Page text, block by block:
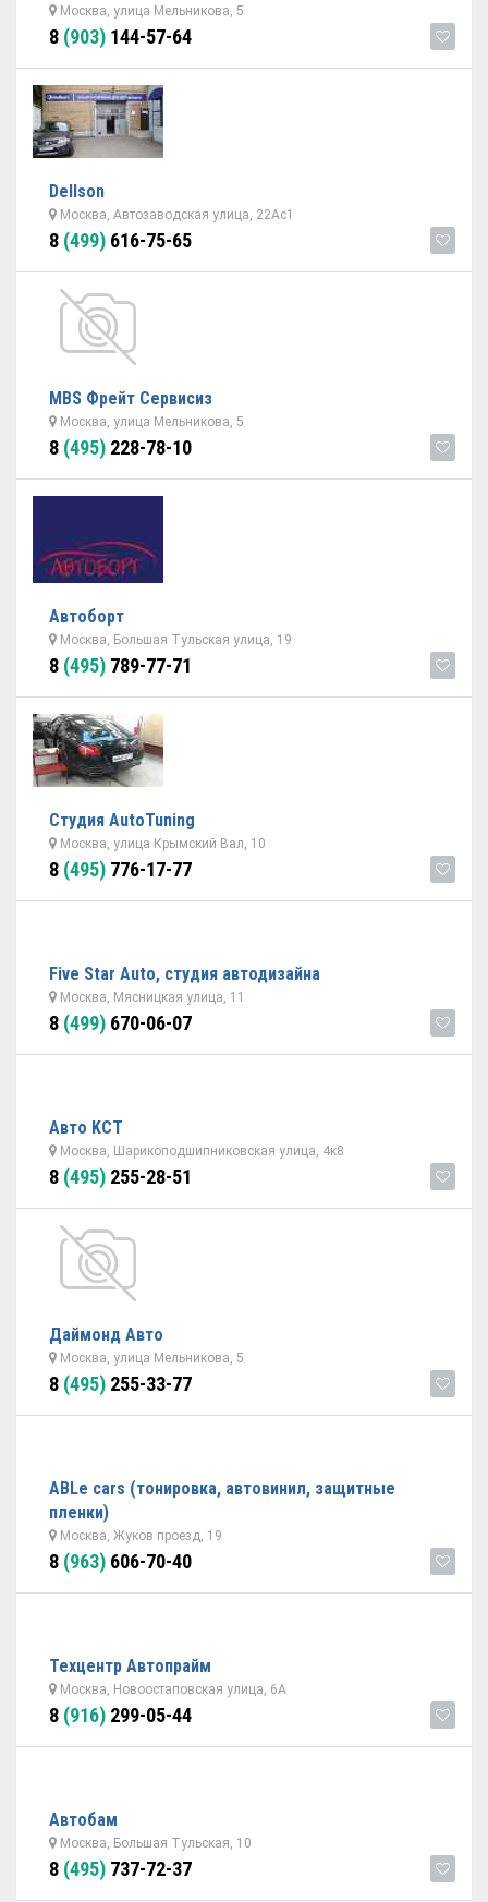
Москва, улица Мельникова, 5
8 (903) 144-57-64
Dellson
Москва, Автозаводская улица, 22Ас1
8 (499) 616-75-65
МBS Фрейт Сервисиз
Москва, улица Мельникова, 5
8 (495) 228-78-10
Автоборт
Москва, Большая Тульская улица, 19
8 (495) 789-77-71
Студия AutoTuning
Москва, улица Крымский Вал, 10
8 (495) 776-17-77
Five Star Auto, студия автодизайна
Москва, Мясницкая улица, 11
8 (499) 670-06-07
Авто KCT
Москва, Шарикоподшипниковская улица, 4к8
8 (495) 255-28-51
Даймонд Авто
Москва, улица Мельникова, 5
8 (495) 255-33-77
ABLe cars (тонировка, автовинил, защитные
пленки)
Москва, Жуков проезд, 19
8 (963) 606-70-40
Техцентр Автопрайм
Москва, Новоостаповская улица, 6А
8 (916) 299-05-44
Автобам
Москва, Большая Тульская, 10
8 (495) 737-72-37